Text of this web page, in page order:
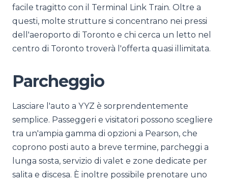
facile tragitto con il Terminal Link Train. Oltre a
questi, molte strutture si concentrano nei pressi
dell'aeroporto di Toronto e chi cerca un letto nel
centro di Toronto troverà l'offerta quasi illimitata.
Parcheggio
Lasciare l'auto a YYZ è sorprendentemente
semplice. Passeggeri e visitatori possono scegliere
tra un'ampia gamma di opzioni a Pearson, che
coprono posti auto a breve termine, parcheggi a
lunga sosta, servizio di valet e zone dedicate per
salita e discesa. È inoltre possibile prenotare uno